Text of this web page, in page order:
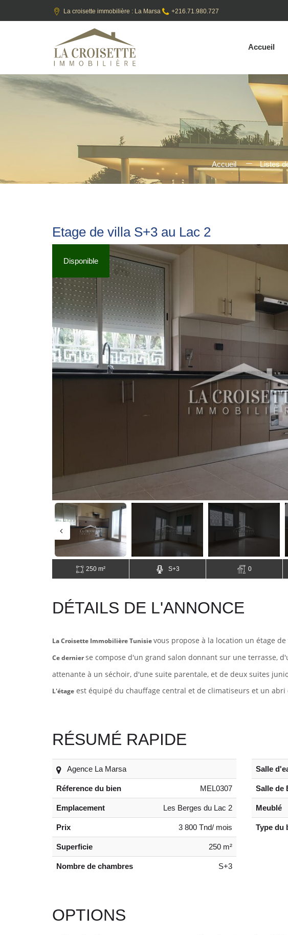
La croisette immobilière : La Marsa +216.71.980.727
Accueil
Accueil Listes
Etage de villa S+3 au Lac 2
Disponible
250 m² S+3 0
DÉTAILS DE L'ANNONCE
La Croisette Immobilière Tunisievous propose à la location un étage de
Ce dernierse compose d'un grand salon donnant sur une terrasse,
attenante à un séchoir, d'une suite parentale, et de deux suites
L'étage est équipé du chauffage central et de climatiseurs et un abri
RÉSUMÉ RAPIDE
Agence La Marsa
Réference du bien MEL0307
Emplacement Les Berges du Lac 2
Prix 3 800 Tnd/ mois
Superficie 250 m²
Nombre de chambres S+3
Salle
Salle de
Meublé
Type du
OPTIONS